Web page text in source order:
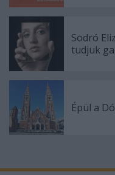
Sodró
tudjuk
Épül a